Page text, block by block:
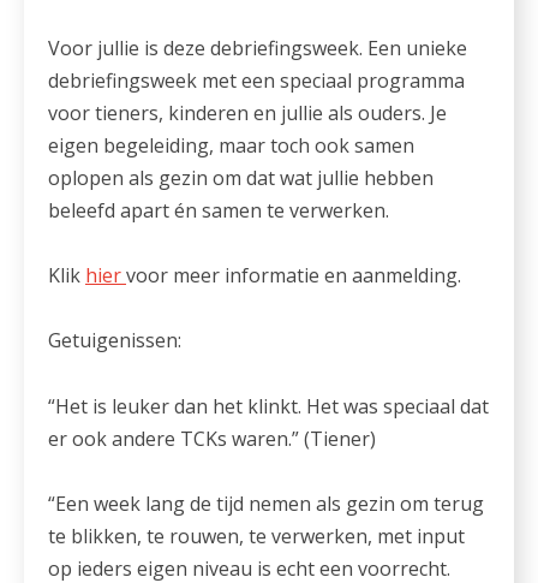
Voor jullie is deze debriefingsweek. Een unieke
debriefingsweek met een speciaal programma
voor tieners, kinderen en jullie als ouders. Je
eigen begeleiding, maar toch ook samen
oplopen als gezin om dat wat jullie hebben
beleefd apart én samen te verwerken.
Klik hiervoor meer informatie en aanmelding.
Getuigenissen:
“Het is leuker dan het klinkt. Het was speciaal dat
er ook andere TCKs waren.” (Tiener)
“Een week lang de tijd nemen als gezin om terug
te blikken, te rouwen, te verwerken, met input
op ieders eigen niveau is echt een voorrecht.